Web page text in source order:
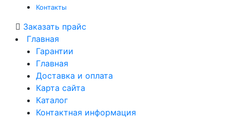
Контакты
Заказать прайс
Главная
Гарантии
Главная
Доставка и оплата
Карта сайта
Каталог
Контактная информация